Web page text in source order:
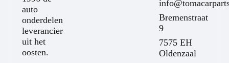
auto
onderdelen
leverancier
uit het
oosten.
Bremenstraat
9
7575 EH
Oldenzaal